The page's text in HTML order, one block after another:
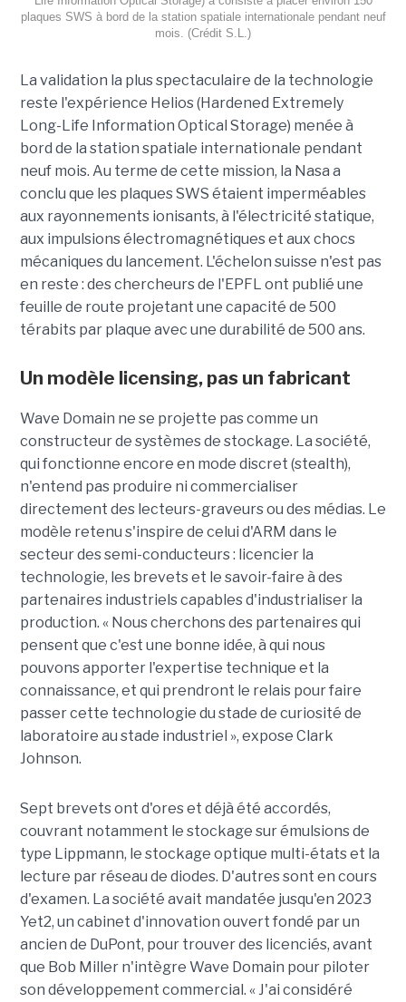
plaques SWS à bord de la station spatiale internationale pendant neuf
mois. (Crédit S.L.)
La validation la plus spectaculaire de la technologie
reste l'expérience Helios (Hardened Extremely
Long-Life Information Optical Storage) menée à
bord de la station spatiale internationale pendant
neuf mois. Au terme de cette mission, la Nasa a
conclu que les plaques SWS étaient imperméables
aux rayonnements ionisants, à l'électricité statique,
aux impulsions électromagnétiques et aux chocs
mécaniques du lancement. L'échelon suisse n'est pas
en reste : des chercheurs de l'EPFL ont publié une
feuille de route projetant une capacité de 500
térabits par plaque avec une durabilité de 500 ans.
Un modèle licensing, pas un fabricant
Wave Domain ne se projette pas comme un
constructeur de systèmes de stockage. La société,
qui fonctionne encore en mode discret (stealth),
n'entend pas produire ni commercialiser
directement des lecteurs-graveurs ou des médias. Le
modèle retenu s'inspire de celui d'ARM dans le
secteur des semi-conducteurs : licencier la
technologie, les brevets et le savoir-faire à des
partenaires industriels capables d'industrialiser la
production. « Nous cherchons des partenaires qui
pensent que c'est une bonne idée, à qui nous
pouvons apporter l'expertise technique et la
connaissance, et qui prendront le relais pour faire
passer cette technologie du stade de curiosité de
laboratoire au stade industriel », expose Clark
Johnson.
Sept brevets ont d'ores et déjà été accordés,
couvrant notamment le stockage sur émulsions de
type Lippmann, le stockage optique multi-états et la
lecture par réseau de diodes. D'autres sont en cours
d'examen. La société avait mandatée jusqu'en 2023
Yet2, un cabinet d'innovation ouvert fondé par un
ancien de DuPont, pour trouver des licenciés, avant
que Bob Miller n'intègre Wave Domain pour piloter
son développement commercial. « J'ai considéré